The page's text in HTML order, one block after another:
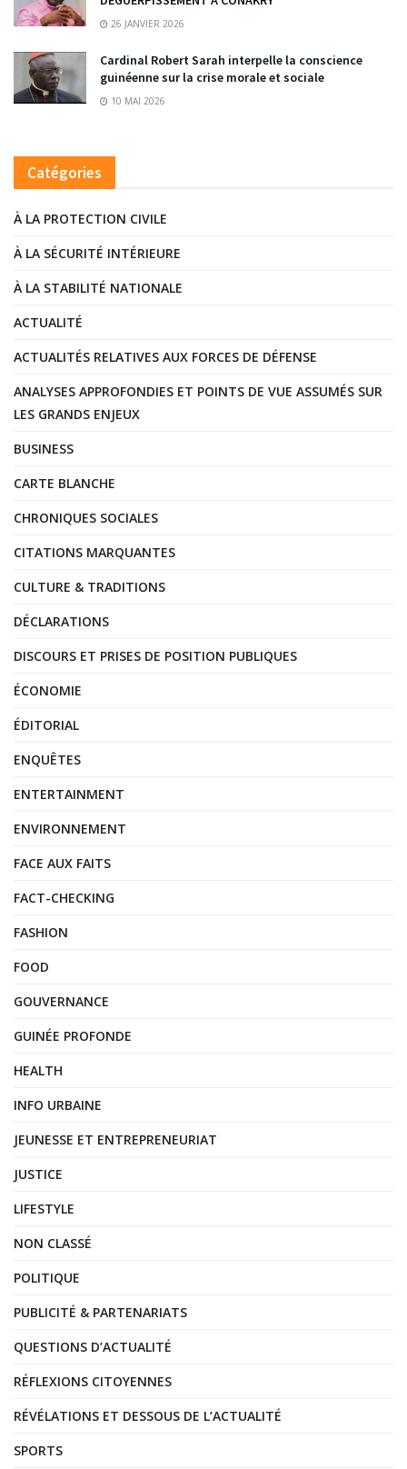
26 JANVIER 2026
Cardinal Robert Sarah interpelle la conscience
guinéenne sur la crise morale et sociale
10 MAI 2026
Catégories
À LA PROTECTION CIVILE
À LA SÉCURITÉ INTÉRIEURE
À LA STABILITÉ NATIONALE
ACTUALITÉ
ACTUALITÉS RELATIVES AUX FORCES DE DÉFENSE
ANALYSES APPROFONDIES ET POINTS DE VUE ASSUMÉS SUR
LES GRANDS ENJEUX
BUSINESS
CARTE BLANCHE
CHRONIQUES SOCIALES
CITATIONS MARQUANTES
CULTURE & TRADITIONS
DÉCLARATIONS
DISCOURS ET PRISES DE POSITION PUBLIQUES
ÉCONOMIE
ÉDITORIAL
ENQUÊTES
ENTERTAINMENT
ENVIRONNEMENT
FACE AUX FAITS
FACT-CHECKING
FASHION
FOOD
GOUVERNANCE
GUINÉE PROFONDE
HEALTH
INFO URBAINE
JEUNESSE ET ENTREPRENEURIAT
JUSTICE
LIFESTYLE
NON CLASSÉ
POLITIQUE
PUBLICITÉ & PARTENARIATS
QUESTIONS D’ACTUALITÉ
RÉFLEXIONS CITOYENNES
RÉVÉLATIONS ET DESSOUS DE L’ACTUALITÉ
SPORTS